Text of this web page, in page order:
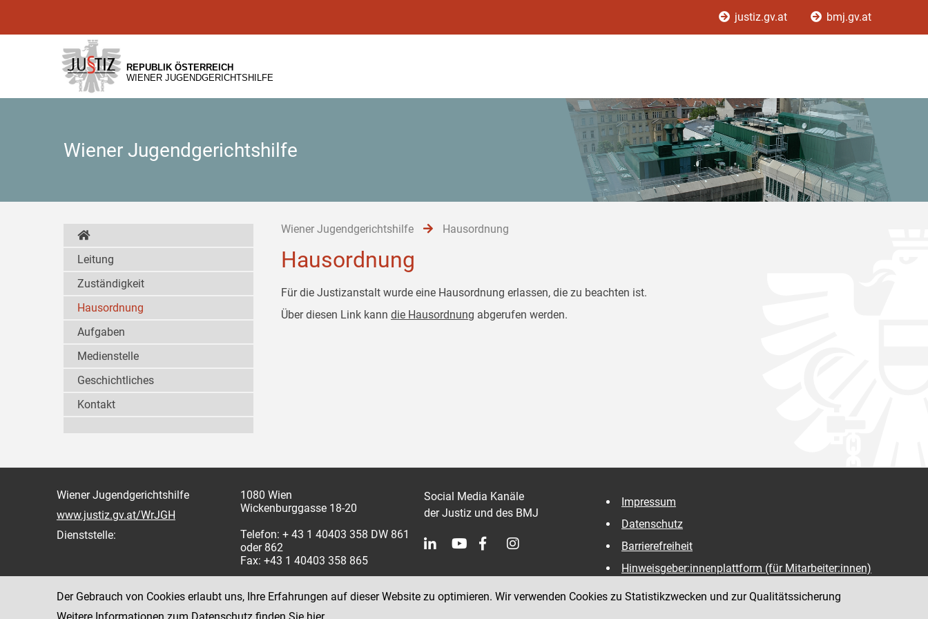
[1]
[2]
[3]
justiz.gv.at bmj.gv.at
REPUBLIK ÖSTERREICH
WIENER JUGENDGERICHTSHILFE
Wiener Jugendgerichtshilfe
Wiener Jugendgerichtshilfe Hausordnung
Hausordnung
Für die Justizanstalt wurde eine Hausordnung erlassen, die zu beachten ist.
Über diesen Link kann die Hausordnung abgerufen werden.
Leitung
Zuständigkeit
Hausordnung
Aufgaben
Medienstelle
Geschichtliches
Kontakt
Wiener Jugendgerichtshilfe
www.justiz.gv.at/WrJGH
Dienststelle:
1080 Wien
Wickenburggasse 18-20
Telefon: + 43 1 40403 358 DW 861
oder 862
Fax: +43 1 40403 358 865
Social Media Kanäle
der Justiz und des BMJ
Impressum
Datenschutz
Barrierefreiheit
Hinweisgeber:innenplattform (für Mitarbeiter:innen)
Der Gebrauch von Cookies erlaubt uns, Ihre Erfahrungen auf dieser Website zu optimieren. Wir verwenden Cookies zu Statistikzwecken und zur Qualitätssicherung